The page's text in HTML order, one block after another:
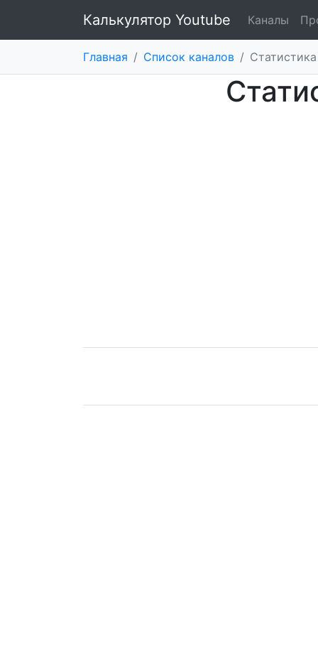
Калькулятор Youtube Каналы
Главная / Список каналов /